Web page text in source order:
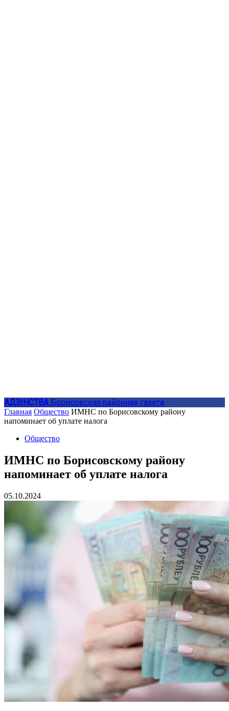
АДЗIНСТВА Борисовская районная газета
Главная Общество ИМНС по Борисовскому району
напоминает об уплате налога
Общество
ИМНС по Борисовскому району
напоминает об уплате налога
05.10.2024